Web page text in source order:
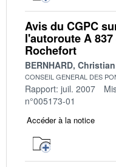
Avis du CGPC
l'autoroute A
Rochefort
BERNHARD, Christian
CONSEIL GENERAL DES
Rapport: juil. 2007
n°005173-01
Accéder à la notice